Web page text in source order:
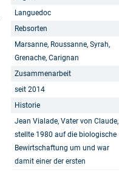
Languedoc
Rebsorten
Marsanne, Roussanne, Syrah,
Grenache, Carignan
Zusammenarbeit
seit 2014
Historie
Jean Vialade, Vater von Claude,
stellte 1980 auf die biologische
Bewirtschaftung um und war
damit einer der ersten